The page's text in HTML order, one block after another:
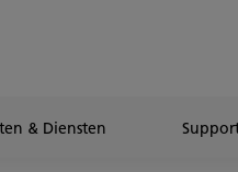
& Diensten